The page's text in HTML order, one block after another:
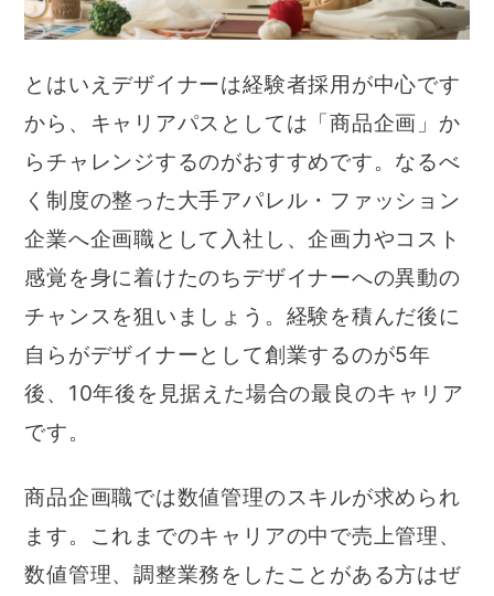
とはいえデザイナーは経験者採用が中心です
から、キャリアパスとしては「商品企画」か
らチャレンジするのがおすすめです。なるべ
く制度の整った大手アパレル・ファッション
企業へ企画職として入社し、企画力やコスト
感覚を身に着けたのちデザイナーへの異動の
チャンスを狙いましょう。経験を積んだ後に
自らがデザイナーとして創業するのが5年
後、10年後を見据えた場合の最良のキャリア
です。
商品企画職では数値管理のスキルが求められ
ます。これまでのキャリアの中で売上管理、
数値管理、調整業務をしたことがある方はぜ